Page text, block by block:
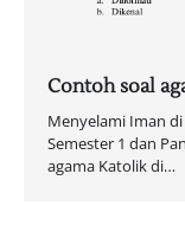
Contoh soal
Menyelami Iman di
Semester 1 dan
agama Katolik di…